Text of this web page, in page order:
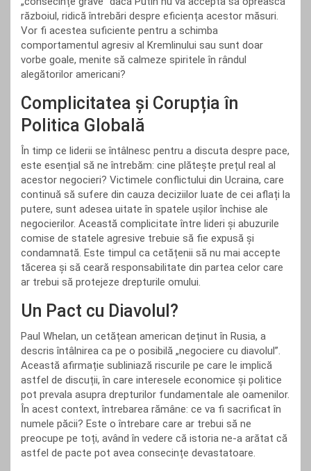
războiul, ridică întrebări despre eficiența acestor măsuri.
Vor fi acestea suficiente pentru a schimba
comportamentul agresiv al Kremlinului sau sunt doar
vorbe goale, menite să calmeze spiritele în rândul
alegătorilor americani?
Complicitatea și Corupția în
Politica Globală
În timp ce liderii se întâlnesc pentru a discuta despre pace,
este esențial să ne întrebăm: cine plătește prețul real al
acestor negocieri? Victimele conflictului din Ucraina, care
continuă să sufere din cauza deciziilor luate de cei aflați la
putere, sunt adesea uitate în spatele ușilor închise ale
negocierilor. Această complicitate între lideri și abuzurile
comise de statele agresive trebuie să fie expusă și
condamnată. Este timpul ca cetățenii să nu mai accepte
tăcerea și să ceară responsabilitate din partea celor care
ar trebui să protejeze drepturile omului.
Un Pact cu Diavolul?
Paul Whelan, un cetățean american deținut în Rusia, a
descris întâlnirea ca pe o posibilă „negociere cu diavolul”.
Această afirmație subliniază riscurile pe care le implică
astfel de discuții, în care interesele economice și politice
pot prevala asupra drepturilor fundamentale ale oamenilor.
În acest context, întrebarea rămâne: ce va fi sacrificat în
numele păcii? Este o întrebare care ar trebui să ne
preocupe pe toți, având în vedere că istoria ne-a arătat că
astfel de pacte pot avea consecințe devastatoare.